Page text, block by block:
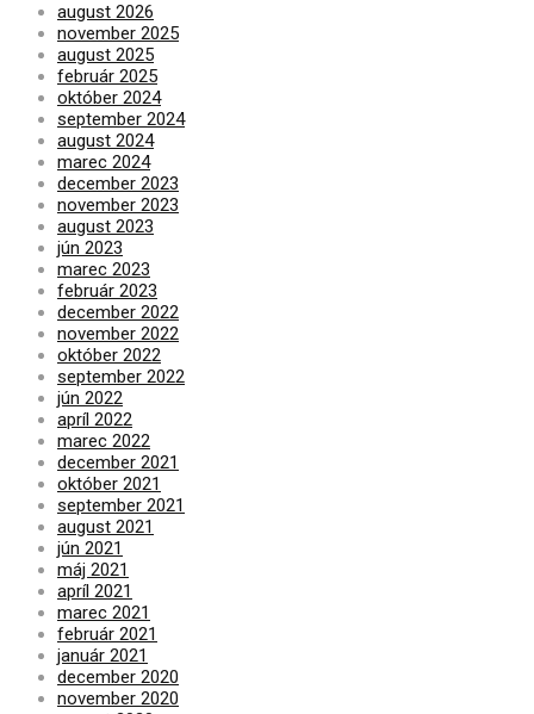
august 2026
november 2025
august 2025
február 2025
október 2024
september 2024
august 2024
marec 2024
december 2023
november 2023
august 2023
jún 2023
marec 2023
február 2023
december 2022
november 2022
október 2022
september 2022
jún 2022
apríl 2022
marec 2022
december 2021
október 2021
september 2021
august 2021
jún 2021
máj 2021
apríl 2021
marec 2021
február 2021
január 2021
december 2020
november 2020